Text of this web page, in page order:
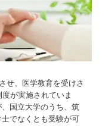
せ、医学教育を受けさ
が実施されていま
国立大学のうち、筑
でなくとも受験が可